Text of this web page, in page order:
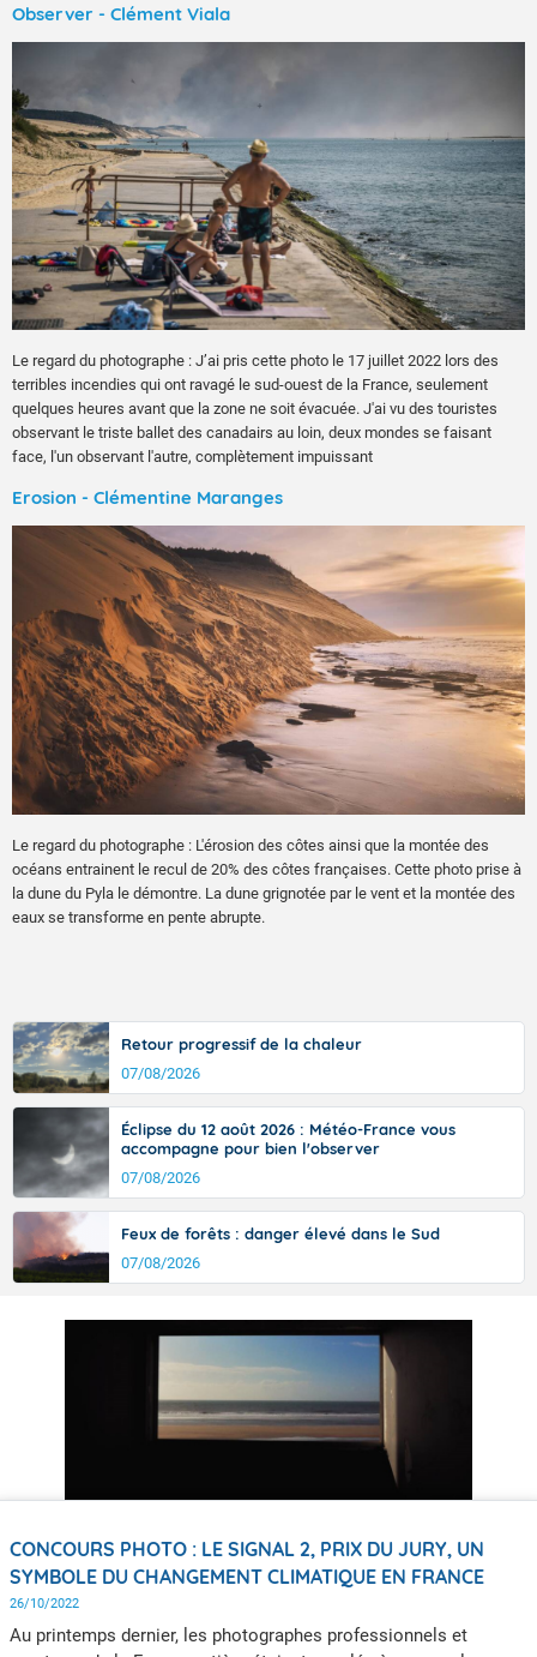
Observer - Clément Viala
Le regard du photographe : J’ai pris cette photo le 17 juillet 2022 lors des
terribles incendies qui ont ravagé le sud-ouest de la France, seulement
quelques heures avant que la zone ne soit évacuée. J'ai vu des touristes
observant le triste ballet des canadairs au loin, deux mondes se faisant
face, l'un observant l'autre, complètement impuissant
Erosion - Clémentine Maranges
Le regard du photographe : L'érosion des côtes ainsi que la montée des
océans entrainent le recul de 20% des côtes françaises. Cette photo prise à
la dune du Pyla le démontre. La dune grignotée par le vent et la montée des
eaux se transforme en pente abrupte.
Retour progressif de la chaleur
07/08/2026
Éclipse du 12 août 2026 : Météo-France vous
accompagne pour bien l'observer
07/08/2026
Feux de forêts : danger élevé dans le Sud
07/08/2026
CONCOURS PHOTO : LE SIGNAL 2, PRIX DU JURY, UN
SYMBOLE DU CHANGEMENT CLIMATIQUE EN FRANCE
26/10/2022
Au printemps dernier, les photographes professionnels et